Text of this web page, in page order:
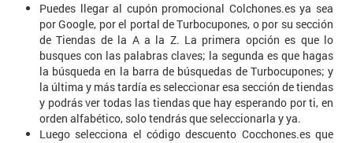
Puedes llegar al cupón promocional Colchones.es ya sea
por Google, por el portal de Turbocupones, o por su sección
de Tiendas de la A a la Z. La primera opción es que lo
busques con las palabras claves; la segunda es que hagas
la búsqueda en la barra de búsquedas de Turbocupones; y
la última y más tardía es seleccionar esa sección de tiendas
y podrás ver todas las tiendas que hay esperando por ti, en
orden alfabético, solo tendrás que seleccionarla y ya.
Luego selecciona el código descuento Cocchones.es que